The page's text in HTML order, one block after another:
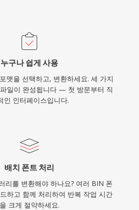
누구나 쉽게 사용
맷을 선택하고, 변환하세요. 세 가지
일이 완성됩니다 — 첫 방문부터 직
인 인터페이스입니다.
배치 폰트 처리
리를 변환해야 하나요? 여러 BIN 폰
하고 함께 처리하여 반복 작업 시간
을 크게 절약하세요.